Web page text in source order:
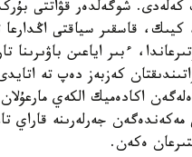
شوگەلدەر قۋاتتى
كيىك، قاسقىر سياقتى
ءبىر اياعىن باۋىرىنا
كەزبەز دەپ تە
اكادەميك الكەي
ەكەن.